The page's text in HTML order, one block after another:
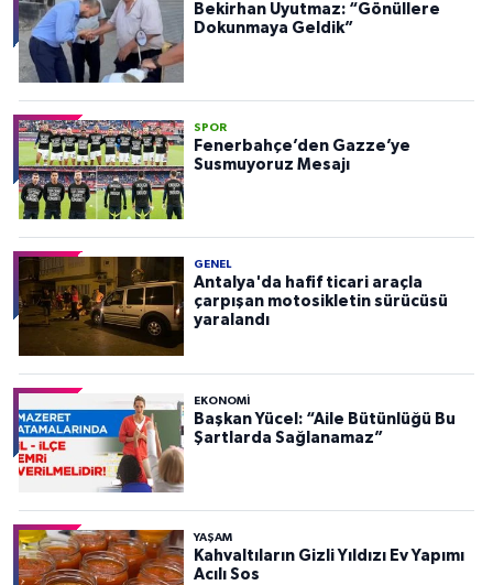
Bekirhan Uyutmaz: “Gönüllere
Dokunmaya Geldik”
SPOR
Fenerbahçe’den Gazze’ye
Susmuyoruz Mesajı
GENEL
Antalya'da hafif ticari araçla
çarpışan motosikletin sürücüsü
yaralandı
EKONOMI
Başkan Yücel: “Aile Bütünlüğü Bu
Şartlarda Sağlanamaz”
YAŞAM
Kahvaltıların Gizli Yıldızı Ev Yapımı
Acılı Sos